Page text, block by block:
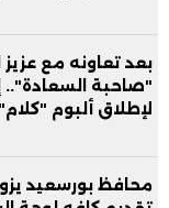
بعد تعاونه مع
"صاحبة السعادة"..
لإطلاق ألبوم "كلام"
محافظ بورسعيد